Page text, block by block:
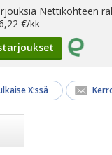
Nettikohteen
€/kk
X:ssä